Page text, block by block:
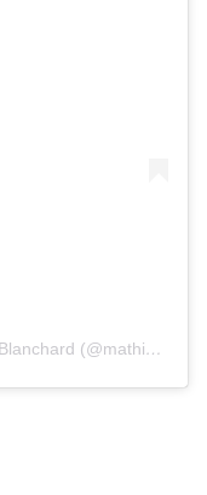
Une publication partagée par Mathieu Blanchard (@mathieu__blanchard)